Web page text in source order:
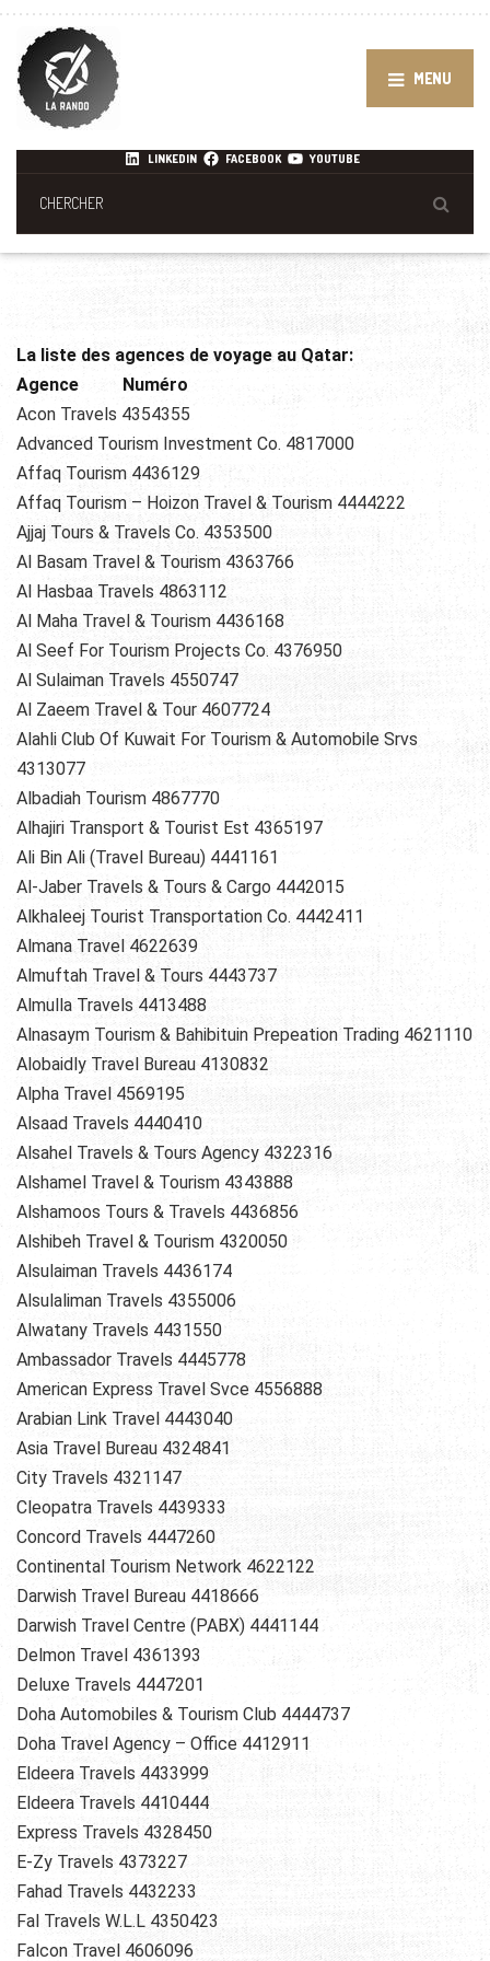
MENU
LINKEDIN FACEBOOK YOUTUBE
La liste des agences de voyage au Qatar:
Agence Numéro
Acon Travels 4354355
Advanced Tourism Investment Co. 4817000
Affaq Tourism 4436129
Affaq Tourism – Hoizon Travel & Tourism 4444222
Ajjaj Tours & Travels Co. 4353500
Al Basam Travel & Tourism 4363766
Al Hasbaa Travels 4863112
Al Maha Travel & Tourism 4436168
Al Seef For Tourism Projects Co. 4376950
Al Sulaiman Travels 4550747
Al Zaeem Travel & Tour 4607724
Alahli Club Of Kuwait For Tourism & Automobile Srvs
4313077
Albadiah Tourism 4867770
Alhajiri Transport & Tourist Est 4365197
Ali Bin Ali (Travel Bureau) 4441161
Al-Jaber Travels & Tours & Cargo 4442015
Alkhaleej Tourist Transportation Co. 4442411
Almana Travel 4622639
Almuftah Travel & Tours 4443737
Almulla Travels 4413488
Alnasaym Tourism & Bahibituin Prepeation Trading 4621110
Alobaidly Travel Bureau 4130832
Alpha Travel 4569195
Alsaad Travels 4440410
Alsahel Travels & Tours Agency 4322316
Alshamel Travel & Tourism 4343888
Alshamoos Tours & Travels 4436856
Alshibeh Travel & Tourism 4320050
Alsulaiman Travels 4436174
Alsulaliman Travels 4355006
Alwatany Travels 4431550
Ambassador Travels 4445778
American Express Travel Svce 4556888
Arabian Link Travel 4443040
Asia Travel Bureau 4324841
City Travels 4321147
Cleopatra Travels 4439333
Concord Travels 4447260
Continental Tourism Network 4622122
Darwish Travel Bureau 4418666
Darwish Travel Centre (PABX) 4441144
Delmon Travel 4361393
Deluxe Travels 4447201
Doha Automobiles & Tourism Club 4444737
Doha Travel Agency – Office 4412911
Eldeera Travels 4433999
Eldeera Travels 4410444
Express Travels 4328450
E-Zy Travels 4373227
Fahad Travels 4432233
Fal Travels W.L.L 4350423
Falcon Travel 4606096